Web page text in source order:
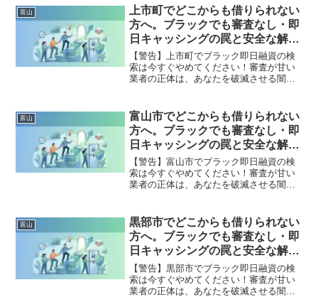
町で違法業者を避け、借金地獄から抜け
出した方々の実体験と確実な解決策を完
全公開。
富山
上市町でどこからも借りられない
方へ。ブラックでも審査なし・即
日キャッシングの罠と安全な解決
策
【警告】上市町でブラック即日融資の検
索は今すぐやめてください！審査が甘い
業者の正体は、あなたを破滅させる闇金
町で違法業者を避け、借金地獄から抜け
出した方々の実体験と確実な解決策を完
全公開。
富山
富山市でどこからも借りられない
方へ。ブラックでも審査なし・即
日キャッシングの罠と安全な解決
策
【警告】富山市でブラック即日融資の検
索は今すぐやめてください！審査が甘い
業者の正体は、あなたを破滅させる闇金
市で違法業者を避け、借金地獄から抜け
出した方々の実体験と確実な解決策を完
全公開。
富山
黒部市でどこからも借りられない
方へ。ブラックでも審査なし・即
日キャッシングの罠と安全な解決
策
【警告】黒部市でブラック即日融資の検
索は今すぐやめてください！審査が甘い
業者の正体は、あなたを破滅させる闇金